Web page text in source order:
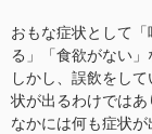
おもな症状として
る」「食欲がない」
しかし、誤飲をし
状が出るわけではあ
なかには何も症状